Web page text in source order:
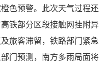
色预警。此次天气过程还
铁部分区段接触网挂附异
旅客滞留，铁路部门紧急
门预测，南方多雨局面将